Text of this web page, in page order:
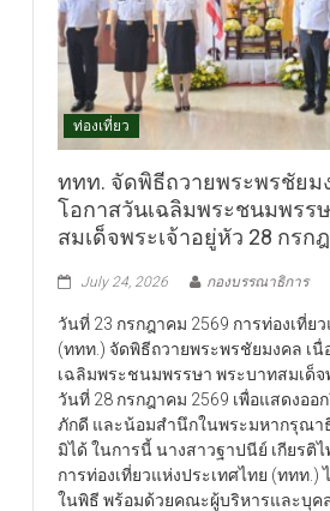
ท่องเที่ยว
ททท. จัดพิธีถวายพระพรชัยม
โอกาสวันเฉลิมพระชนมพรร
สมเด็จพระเจ้าอยู่หัว 28 กรก
July 24, 2026 กองบรรณาธิการ
วันที่ 23 กรกฎาคม 2569 การท่องเที่ย
(ททท.) จัดพิธีถวายพระพรชัยมงคล เนื่
เฉลิมพระชนมพรรษา พระบาทสมเด็จ
วันที่ 28 กรกฎาคม 2569 เพื่อแสดงออ
ภักดี และน้อมสำนึกในพระมหากรุณ
มิได้ ในการนี้ นางสาวฐาปนีย์ เกียรติ
การท่องเที่ยวแห่งประเทศไทย (ททท.)
ในพิธี พร้อมด้วยคณะผู้บริหารและบุค